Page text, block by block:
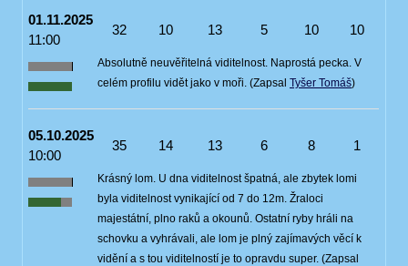
01.11.2025
11:00
32 10 13 5 10 10
Absolutně neuvěřitelná viditelnost. Naprostá pecka. V
celém profilu vidět jako v moři. (Zapsal Tyšer Tomáš)
05.10.2025
10:00
35 14 13 6 8 1
Krásný lom. U dna viditelnost špatná, ale zbytek lomi
byla viditelnost vynikající od 7 do 12m. Žraloci
majestátní, plno raků a okounů. Ostatní ryby hráli na
schovku a vyhrávali, ale lom je plný zajímavých věcí k
vidění a s tou viditelností je to opravdu super. (Zapsal